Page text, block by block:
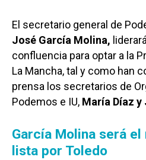
El secretario general de
José García Molina,
confluencia para optar a la
La Mancha, tal y como han
prensa los secretarios de
Podemos e IU, María Díaz
García Molina será el
lista por Toledo